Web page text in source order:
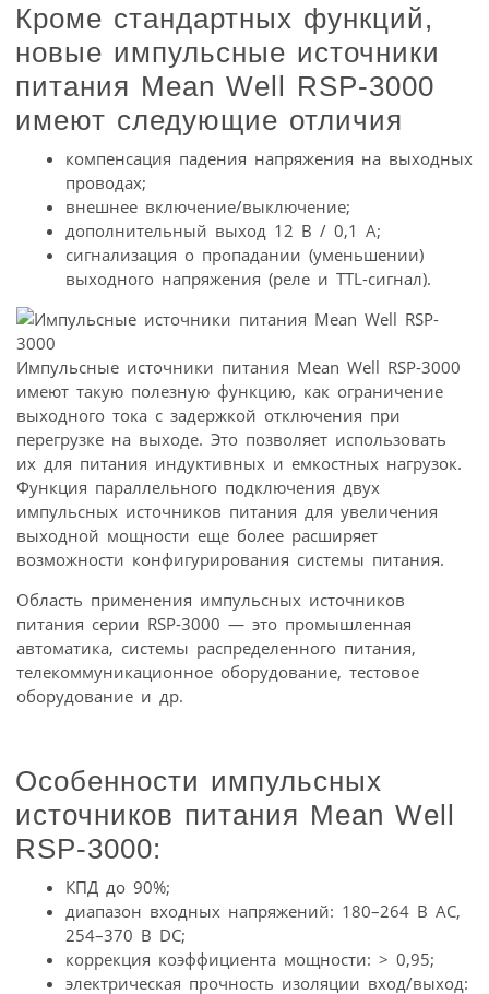
Кроме стандартных функций,
новые импульсные источники
питания Mean Well RSP-3000
имеют следующие отличия
компенсация падения напряжения на выходных
проводах;
внешнее включение/выключение;
дополнительный выход 12 В / 0,1 А;
сигнализация о пропадании (уменьшении)
выходного напряжения (реле и TTL-сигнал).
Импульсные источники питания Mean Well RSP-3000
имеют такую полезную функцию, как ограничение
выходного тока с задержкой отключения при
перегрузке на выходе. Это позволяет использовать
их для питания индуктивных и емкостных нагрузок.
Функция параллельного подключения двух
импульсных источников питания для увеличения
выходной мощности еще более расширяет
возможности конфигурирования системы питания.
Область применения импульсных источников
питания серии RSP-3000 — это промышленная
автоматика, системы распределенного питания,
телекоммуникационное оборудование, тестовое
оборудование и др.
Особенности импульсных
источников питания Mean Well
RSP-3000:
КПД до 90%;
диапазон входных напряжений: 180–264 В АС,
254–370 В DC;
коррекция коэффициента мощности: > 0,95;
электрическая прочность изоляции вход/выход: